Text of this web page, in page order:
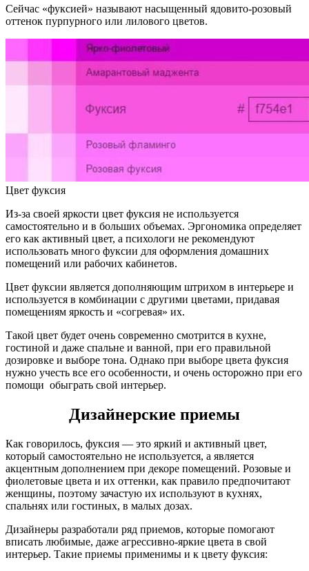
Сейчас «фуксией» называют насыщенный ядовито-розовый
оттенок пурпурного или лилового цветов.
Цвет фуксия
Из-за своей яркости цвет фуксия не используется
самостоятельно и в больших объемах. Эргономика определяет
его как активный цвет, а психологи не рекомендуют
использовать много фуксии для оформления домашних
помещений или рабочих кабинетов.
Цвет фуксии является дополняющим штрихом в интерьере и
используется в комбинации с другими цветами, придавая
помещениям яркость и «согревая» их.
Такой цвет будет очень современно смотрится в кухне,
гостиной и даже спальне и ванной, при его правильной
дозировке и выборе тона. Однако при выборе цвета фуксия
нужно учесть все его особенности, и очень осторожно при его
помощи обыграть свой интерьер.
Дизайнерские приемы
Как говорилось, фуксия — это яркий и активный цвет,
который самостоятельно не используется, а является
акцентным дополнением при декоре помещений. Розовые и
фиолетовые цвета и их оттенки, как правило предпочитают
женщины, поэтому зачастую их используют в кухнях,
спальнях или гостиных, в малых дозах.
Дизайнеры разработали ряд приемов, которые помогают
вписать любимые, даже агрессивно-яркие цвета в свой
интерьер. Такие приемы применимы и к цвету фуксия: